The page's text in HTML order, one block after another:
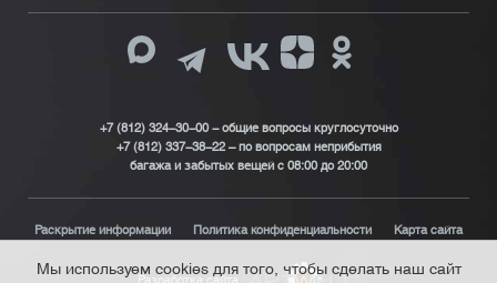
+7 (812) 324-30-00 - общие вопросы круглосуточно
+7 (812) 337-38-22 – по вопросам неприбытия
багажа и забытых вещей с 08:00 до 20:00
Раскрытие информации Политика конфиденциальности Карта сайта
Мы используем cookies для того, чтобы сделать наш сайт